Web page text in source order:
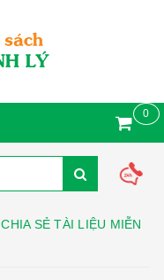
0
CHIA SẺ TÀI LIỆU MIỄN